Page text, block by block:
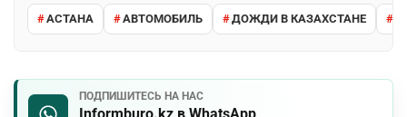
АСТАНА АВТОМОБИЛЬ ДОЖДИ В КАЗАХСТАНЕ
ПОДПИШИТЕСЬ НА НАС
Informburo.kz в WhatsApp